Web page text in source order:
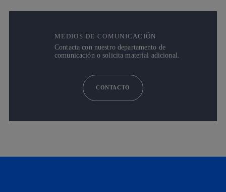
MEDIOS DE COMUNICACIÓN
Contacta con nuestro departamento de
comunicación o solicita material adicional.
CONTACTO